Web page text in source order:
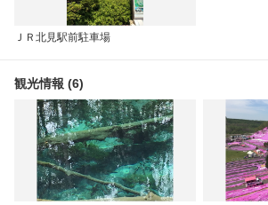
ＪＲ北見駅前駐車場
観光情報 (6)